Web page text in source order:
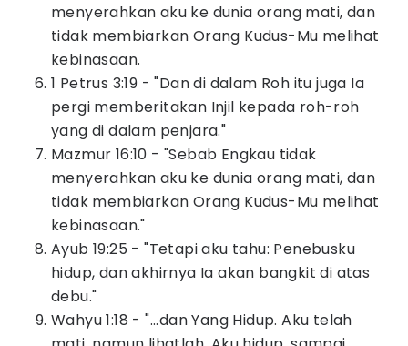
menyerahkan aku ke dunia orang mati, dan
tidak membiarkan Orang Kudus-Mu melihat
kebinasaan.
1 Petrus 3:19 - "Dan di dalam Roh itu juga Ia
pergi memberitakan Injil kepada roh-roh
yang di dalam penjara."
Mazmur 16:10 - "Sebab Engkau tidak
menyerahkan aku ke dunia orang mati, dan
tidak membiarkan Orang Kudus-Mu melihat
kebinasaan."
Ayub 19:25 - "Tetapi aku tahu: Penebusku
hidup, dan akhirnya Ia akan bangkit di atas
debu."
Wahyu 1:18 - "...dan Yang Hidup. Aku telah